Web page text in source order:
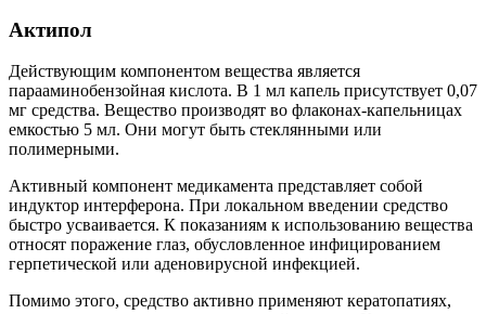
Актипол
Действующим компонентом вещества является
парааминобензойная кислота. В 1 мл капель присутствует 0,07
мг средства. Вещество производят во флаконах-капельницах
емкостью 5 мл. Они могут быть стеклянными или
полимерными.
Активный компонент медикамента представляет собой
индуктор интерферона. При локальном введении средство
быстро усваивается. К показаниям к использованию вещества
относят поражение глаз, обусловленное инфицированием
герпетической или аденовирусной инфекцией.
Помимо этого, средство активно применяют кератопатиях,